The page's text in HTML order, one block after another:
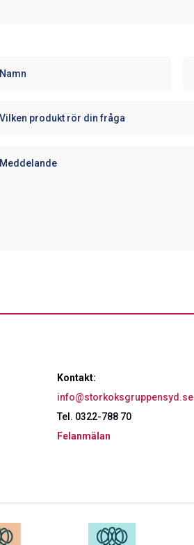
Kontakt:
info@storkoksgruppensyd.se
Tel. 0322-788 70
Felanmälan